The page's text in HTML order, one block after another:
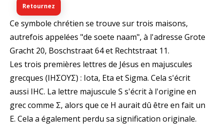
Retournez
Ce symbole chrétien se trouve sur trois maisons,
autrefois appelées "de soete naam", à l'adresse Grote
Gracht 20, Boschstraat 64 et Rechtstraat 11.
Les trois premières lettres de Jésus en majuscules
grecques (ΙΗΣΟΥΣ) : Iota, Eta et Sigma. Cela s'écrit
aussi IHC. La lettre majuscule S s'écrit à l'origine en
grec comme Σ, alors que ce H aurait dû être en fait un
E. Cela a également perdu sa signification originale.